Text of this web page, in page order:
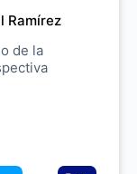
Ramírez
de la